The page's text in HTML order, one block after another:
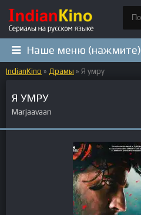
Наше меню (нажмите)
IndianKino » Драмы » Я умру
Я УМРУ
Marjaavaan